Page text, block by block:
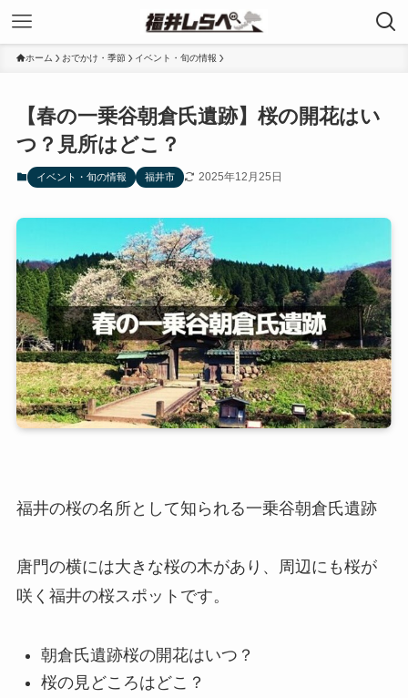
ホーム おでかけ・季節 イベント・旬の情報
【春の一乗谷朝倉氏遺跡】桜の開花はい
つ？見所はどこ？
イベント・旬の情報 福井市 2025年12月25日
福井の桜の名所として知られる一乗谷朝倉氏遺跡
唐門の横には大きな桜の木があり、周辺にも桜が
咲く福井の桜スポットです。
朝倉氏遺跡桜の開花はいつ？
桜の見どころはどこ？